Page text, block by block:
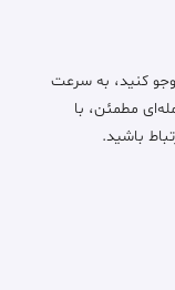
کنید، به سرعت
مطمئن، با
باشید.